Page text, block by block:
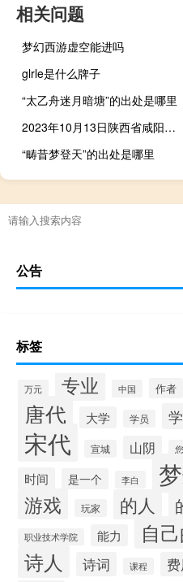
相关问题
梦幻西游虚空能进吗
glrle是什么牌子
“太乙舟迷月暗塘”的出处是哪里
2023年10月13日陕西省咸阳市疫情大数据-今日/今天疫情全网搜索最新实时消息动态情况通知播报
“畴昔梦登天”的出处是哪里
公告
标签
万元 专业 中国 作者
唐代 大学 学员
宋代 宣城 山阴
时间 是一个 李白
游戏 玩家 的人
职业技术学院 能力 自
诗人 诗词 课程